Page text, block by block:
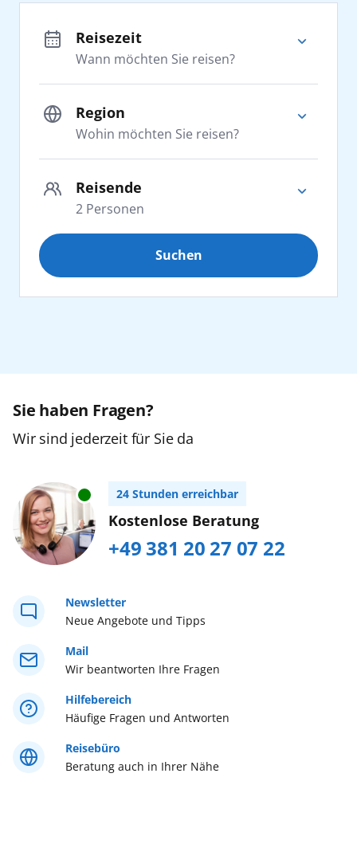
Wann möchten Sie reisen?
Reisezeit
Wohin möchten Sie reisen?
Region
Adria
Orient
Südostasien
Weltreise
Östliches Mittelmeer
2 Personen
Reisende
2
Kinder
2 bis 15 Jahre
Urlaub mit Baby
Buchen Sie bitte im AIDA Kundencenter,
Tel. +49 (0) 381/20 27 07 22...mehr erfahren
Suchen
Sie haben Fragen?
Wir sind jederzeit für Sie da
24 Stunden erreichbar
Kostenlose Beratung
+49 381 20 27 07 22
Neue Angebote und Tipps
Newsletter
Häufige Fragen und Antworten
Hilfebereich
Wir beantworten Ihre Fragen
Mail
Beratung auch in Ihrer Nähe
Reisebüro